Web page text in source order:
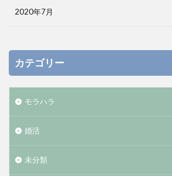
2020年7月
カテゴリー
モラハラ
婚活
未分類